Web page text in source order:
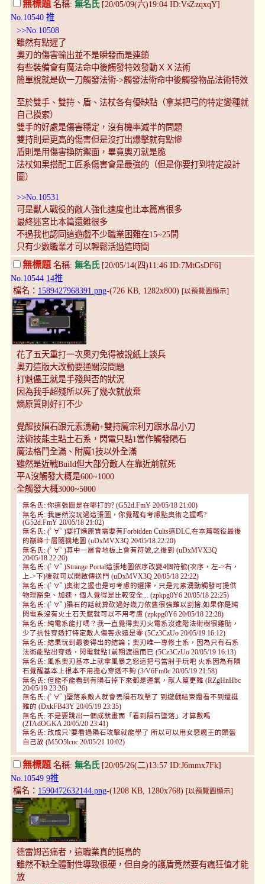
無標題 名稱: 無名氏[20/05/09(六)19:04 ID:VsZzqxqY]
No.10540 推
>>No.10508
雖然有點遲了
奧刃的傷害輸出並不是瞬發而是連鎖
有些裝備會有魔法命中後觸發特效發動ＸＸ法術
簡單說就是砍一刀觸發法術->觸發法術命中後觸發物品法術特效
至於雙手、雙持、盾、法杖各有優缺點（拿某把弓的特定變種就
自己摸索）
雙手的好處是傷害穩定，沒有機率減半的問題
雙持則是更高的傷害但是沒打出爆擊就有點慘
盾則是用傷害換防禦面，畢竟奧刃就是脆
法杖如果搭配工匠系傷害會是最強的（但是你要打到特定設計
圖）
>>No.10531
可是獸人戰役的敵人強化速度也比本篇高很多
最終迷宮比本篇還難很多
不過我也認同這遊戲不少職業困難在15~25間
只有少數職業才可以輕鬆活過這時間
無標題 名稱: 無名氏[20/05/14(四)11:46 ID:7MtGsDF6]
No.10544 14推
檔名： 1589427968391.png-(726 KB, 1282x800) [以預覽圖顯示]
花了五天重打一次奧刃免得被說紙上談兵
奧刃這版大改動要通關沒問題
打魁儡王就是手殘與否的狀況
因為我手超殘所以死了幾次就放棄
熵原質則好打不少
覺醒技隕石跟元素湧動+雙持魔宗利刃跟水晶小刀
法術技能主點土石系，閃電只點1當作觸發隕石
魔法格鬥全滿、附魔1技以外全滿
雖然是近戰Build但大部分敵人在靠近前就死
平A沒觸發大概是600~1000
全觸發大概3000~5000
無名氏: 你這張圖是在哪打的? (G52d.FmY 20/05/18 21:00)
無名氏: 我居然沒玩過這張圖，你覺醒有考慮點奧術之握嗎?
(G52d.FmY 20/05/18 21:02)
無名氏: (ﾟ∀ﾟ)要打熵原質需要有Forbidden Cults這DLC,在本篇戰役最後
的巔峰十層隨機地圖 (uDxMVX3Q 20/05/18 22:20)
無名氏: (ﾟ∀ﾟ)其中一層會地板上會有符號,之後到 (uDxMVX3Q
20/05/18 22:20)
無名氏: (ﾟ∀ﾟ)Strange Portal這張地圖依序改變4個符號(次序，左->右，
上->下)後就可以開啟傳送門 (uDxMVX3Q 20/05/18 22:22)
無名氏: (ﾟ∀ﾟ)奧術之握也是可考慮的選擇，只是元素湧動觸發可提供
物理豁免、加速，個人覺得是比較安全... (zpkpg0Y6 20/05/18 22:25)
無名氏: (ﾟ∀ﾟ)隕石的話就算砍過好幾刀依舊很強難以割捨,如果你是純
閃電系沒有火土石天賦就可以不用考慮 (zpkpg0Y6 20/05/18 22:28)
無名氏: 純電系能打嗎？我一直覺得奧刃火電系沒進階法術樹很雞肋，
少了抗性穿透打特定敵人傷害永遠是零 (5Cz3CzUo 20/05/19 16:12)
無名氏: 結果玩到最後得出的結論；奧刃唯一專修土系，因為只有石系
法術能點出穿透，閃電就點1前期渡過而已 (5Cz3CzUo 20/05/19 16:13)
無名氏: 風系奧刃基本上就拿風暴之怒這把弓當射手玩吧 火系因為有隕
石覺醒基本上根本不用擔心穿透不夠 (3/V6Fm0c 20/05/19 21:58)
無名氏: 但能不能看到有隕石掉下來都是運氣，獸人篇更難 (RZgHnHbc
20/05/19 23:26)
無名氏: (ﾟ∀ﾟ)墮落系敵人就會丟隕石攻擊了 到遊戲結束還看不到還挺
難的 (DxkFB43Y 20/05/19 23:35)
無名氏: 不是要跳出一個成就畫面「看到隕石墜落」才算數嗎
(2TAdOGKA 20/05/20 23:41)
無名氏: 改成只ˋ要看過隕石攻擊就能學了 所以可以用女惡魔王的頭盔
自己放 (M5O5lcuc 20/05/21 10:02)
無標題 名稱: 無名氏[20/05/26(二)13:57 ID:J6mmx7Fk]
No.10549 9推
檔名： 1590472632144.png-(1208 KB, 1280x768) [以預覽圖顯示]
德雷姆苦痛者，這職業真的挺鳥的
雖然不缺全體耐性導致很硬，但自身的護盾竟然要有瘋狂值才能
放